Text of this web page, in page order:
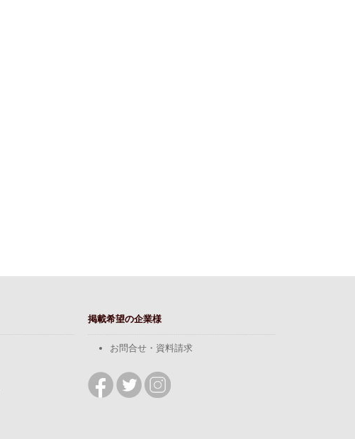
掲載希望の企業様
お問合せ・資料請求